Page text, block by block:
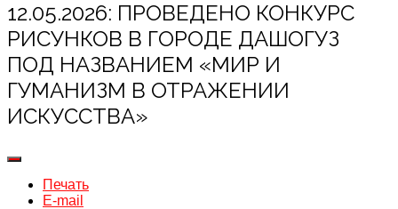
12.05.2026: ПРОВЕДЕНО КОНКУРС
РИСУНКОВ В ГОРОДЕ ДАШОГУЗ
ПОД НАЗВАНИЕМ «МИР И
ГУМАНИЗМ В ОТРАЖЕНИИ
ИСКУССТВА»
Печать
E-mail